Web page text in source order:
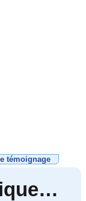
témoignage